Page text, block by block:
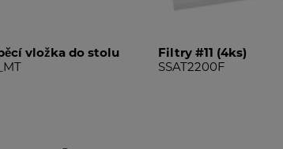
vložka do stolu
Filtry #11 (4ks)
SSAT2200F